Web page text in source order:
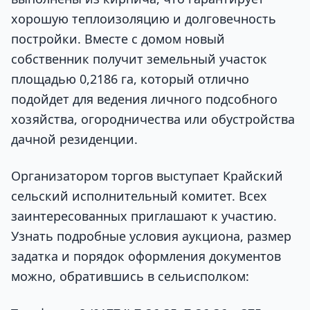
хорошую теплоизоляцию и долговечность
постройки. Вместе с домом новый
собственник получит земельный участок
площадью 0,2186 га, который отлично
подойдет для ведения личного подсобного
хозяйства, огородничества или обустройства
дачной резиденции.
Организатором торгов выступает Крайский
сельский исполнительный комитет. Всех
заинтересованных приглашают к участию.
Узнать подробные условия аукциона, размер
задатка и порядок оформления документов
можно, обратившись в сельисполком: